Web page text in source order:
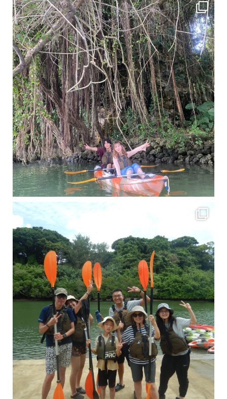
梅雨真っ只中の沖縄ですが 今日もカンカンに晴れてくれました！！
今日は満潮だっ